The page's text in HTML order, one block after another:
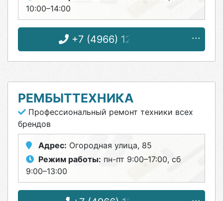
10:00–14:00
+7 (4966) 12-57-50
РЕМБЫТТЕХНИКА
Профессиональный ремонт техники всех
брендов
Адрес: Огородная улица, 85
Режим работы: пн-пт 9:00–17:00, сб
9:00–13:00